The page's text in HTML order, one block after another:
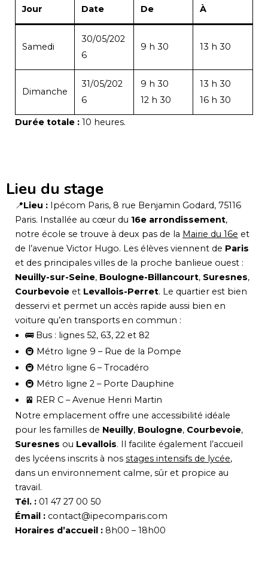
Jour Date De À
Samedi
30/05/202
6
9 h 30 13 h 30
Dimanche
31/05/202
6
9 h 30
12 h 30
13 h 30
16 h 30
Durée totale : 10 heures.
Lieu du stage
📍Lieu : Ipécom Paris, 8 rue Benjamin Godard, 75116
Paris. Installée au cœur du 16e arrondissement,
notre école se trouve à deux pas de la Mairie du 16e et
de l’avenue Victor Hugo. Les élèves viennent de Paris
et des principales villes de la proche banlieue ouest :
Neuilly-sur-Seine, Boulogne-Billancourt, Suresnes,
Courbevoie et Levallois-Perret. Le quartier est bien
desservi et permet un accès rapide aussi bien en
voiture qu’en transports en commun :
🚌 Bus : lignes 52, 63, 22 et 82
🚇 Métro ligne 9 – Rue de la Pompe
🚇 Métro ligne 6 – Trocadéro
🚇 Métro ligne 2 – Porte Dauphine
🚈 RER C – Avenue Henri Martin
Notre emplacement offre une accessibilité idéale
pour les familles de Neuilly, Boulogne, Courbevoie,
Suresnes ou Levallois. Il facilite également l’accueil
des lycéens inscrits à nos stages intensifs de lycée,
dans un environnement calme, sûr et propice au
travail.
Tél. : 01 47 27 00 50
Émail : contact@ipecomparis.com
Horaires d’accueil : 8h00 – 18h00